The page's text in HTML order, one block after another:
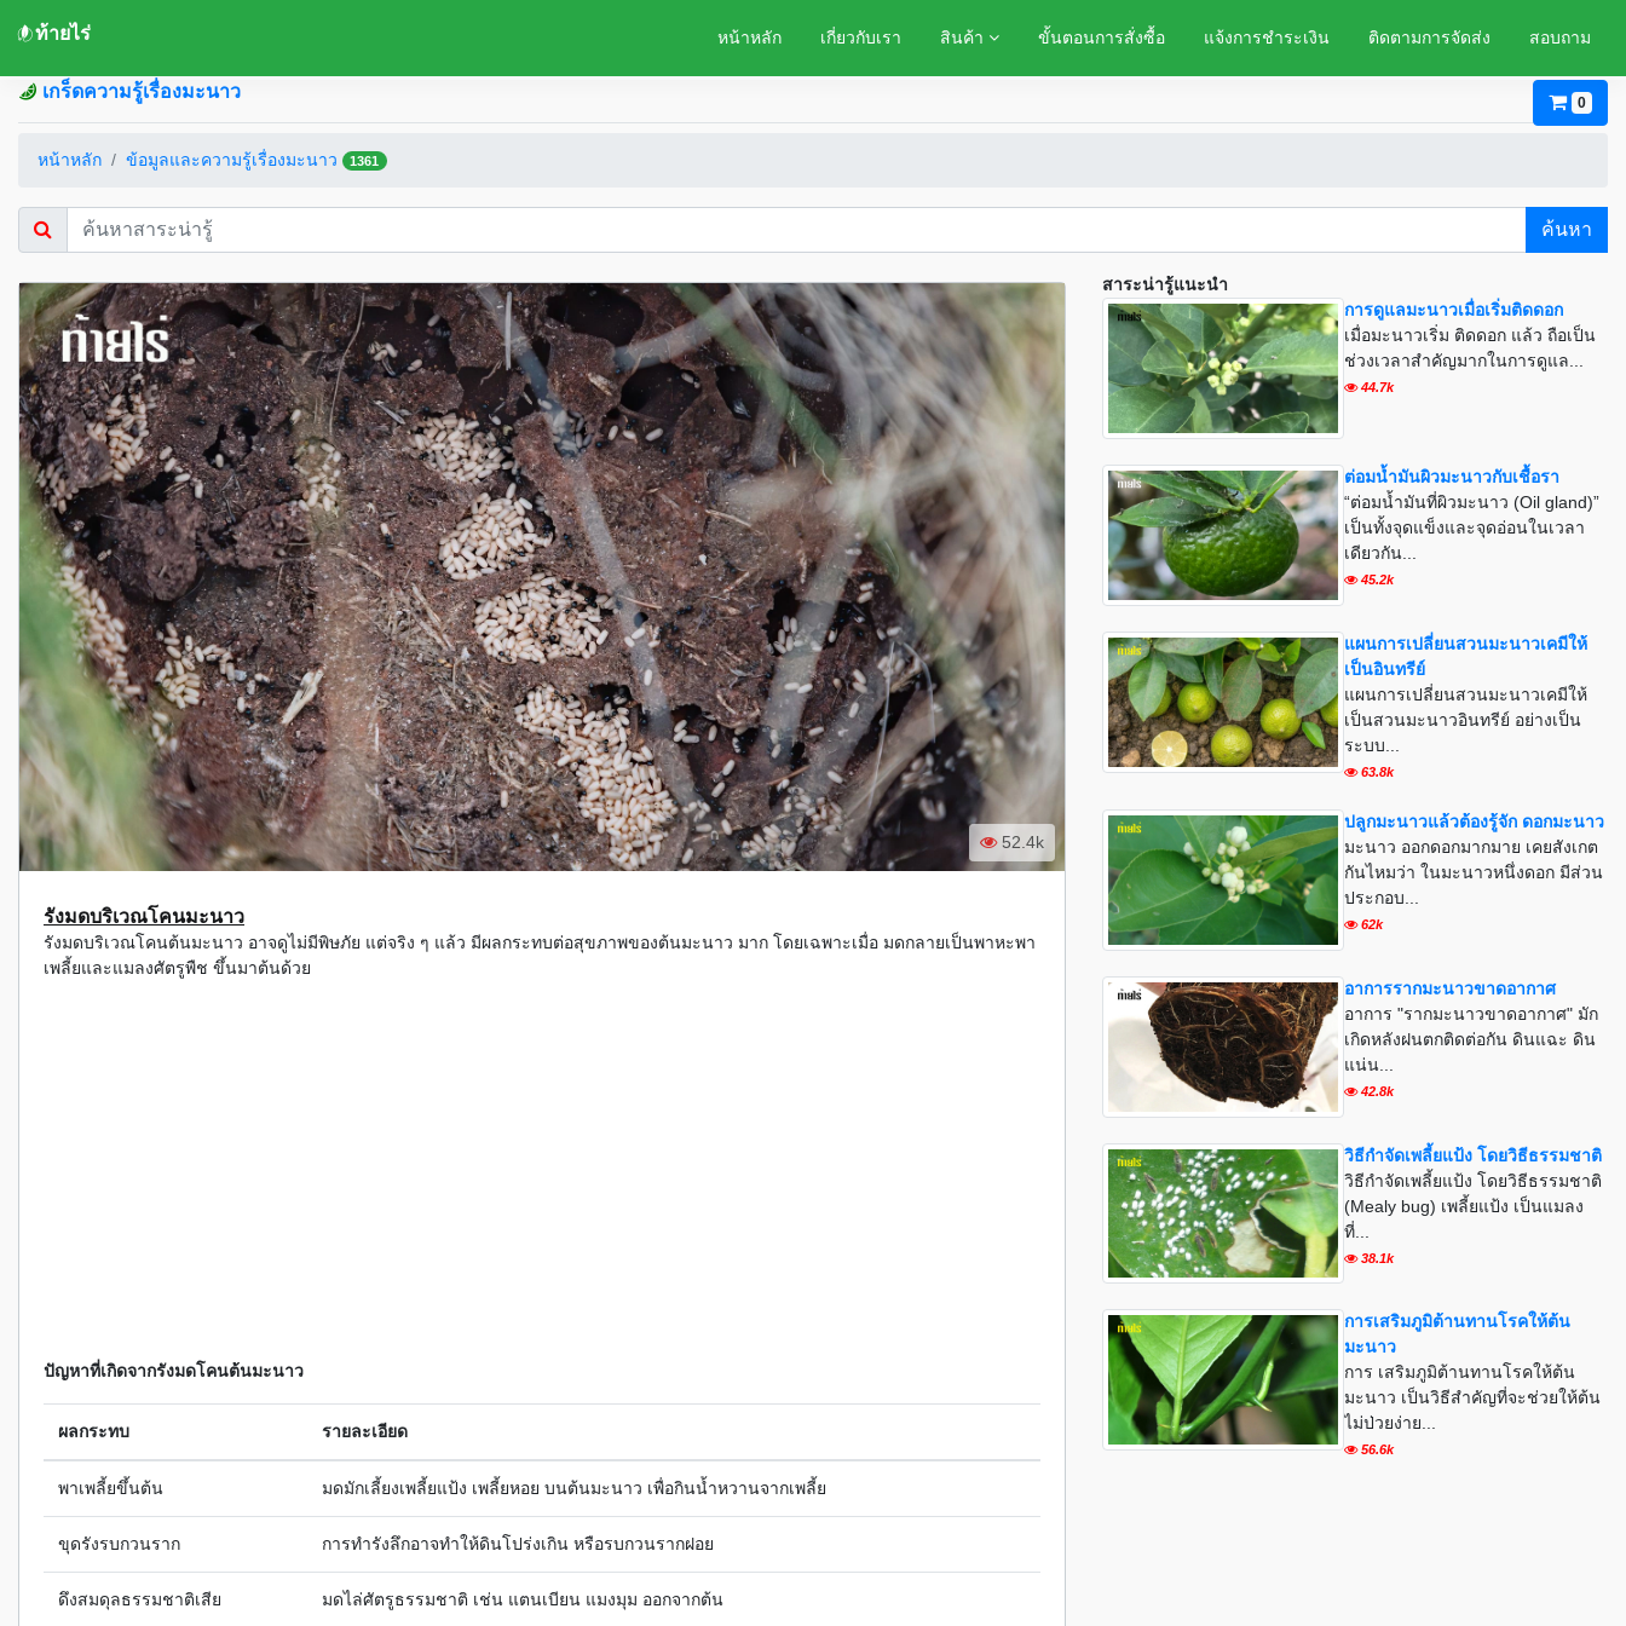
ท้ายไร่ หน้าหลัก เกี่ยวกับเรา สินค้า ขั้นตอนการสั่งซื้อ แจ้งการชำระเงิน ติดตามการจัดส่ง สอบถาม
เกร็ดความรู้เรื่องมะนาว
0
หน้าหลัก ข้อมูลและความรู้เรื่องมะนาว 1361
ค้นหา
52.4k
รังมดบริเวณโคนมะนาว
รังมดบริเวณโคนต้นมะนาว อาจดูไม่มีพิษภัย แต่จริง ๆ แล้ว มีผลกระทบต่อสุขภาพของต้นมะนาว มาก โดยเฉพาะเมื่อ มดกลายเป็นพาหะพา
เพลี้ยและแมลงศัตรูพืช ขึ้นมาต้นด้วย
ปัญหาที่เกิดจากรังมดโคนต้นมะนาว
ผลกระทบ รายละเอียด
พาเพลี้ยขึ้นต้น มดมักเลี้ยงเพลี้ยแป้ง เพลี้ยหอย บนต้นมะนาว เพื่อกินน้ำหวานจากเพลี้ย
ขุดรังรบกวนราก การทำรังลึกอาจทำให้ดินโปร่งเกิน หรือรบกวนรากฝอย
ดึงสมดุลธรรมชาติเสีย มดไล่ศัตรูธรรมชาติ เช่น แตนเบียน แมงมุม ออกจากต้น
สาระน่ารู้แนะนำ
การดูแลมะนาวเมื่อเริ่มติดดอก
เมื่อมะนาวเริ่ม ติดดอก แล้ว ถือเป็น
ช่วงเวลาสำคัญมากในการดูแล...
44.7k
ต่อมน้ำมันผิวมะนาวกับเชื้อรา
“ต่อมน้ำมันที่ผิวมะนาว (Oil gland)”
เป็นทั้งจุดแข็งและจุดอ่อนในเวลา
เดียวกัน...
45.2k
แผนการเปลี่ยนสวนมะนาวเคมีให้
เป็นอินทรีย์
แผนการเปลี่ยนสวนมะนาวเคมีให้
เป็นสวนมะนาวอินทรีย์ อย่างเป็น
ระบบ...
63.8k
ปลูกมะนาวแล้วต้องรู้จัก ดอกมะนาว
มะนาว ออกดอกมากมาย เคยสังเกต
กันไหมว่า ในมะนาวหนึ่งดอก มีส่วน
ประกอบ...
62k
อาการรากมะนาวขาดอากาศ
อาการ "รากมะนาวขาดอากาศ" มัก
เกิดหลังฝนตกติดต่อกัน ดินแฉะ ดิน
แน่น...
42.8k
วิธีกำจัดเพลี้ยแป้ง โดยวิธีธรรมชาติ
วิธีกำจัดเพลี้ยแป้ง โดยวิธีธรรมชาติ
(Mealy bug) เพลี้ยแป้ง เป็นแมลง
ที่...
38.1k
การเสริมภูมิต้านทานโรคให้ต้น
มะนาว
การ เสริมภูมิต้านทานโรคให้ต้น
มะนาว เป็นวิธีสำคัญที่จะช่วยให้ต้น
ไม่ป่วยง่าย...
56.6k